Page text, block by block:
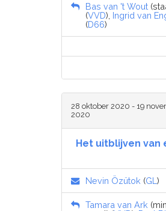
Bas van 't Wout
(VVD), Ingrid van
(D66)
28 oktober 2020 - 19
2020
Het uitblijven van
Nevin Özütok (GL )
Tamara van Ark